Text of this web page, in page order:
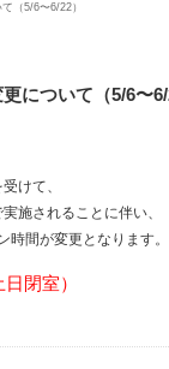
（5/6〜6/22）
について（5/6〜
けて、
施されることに伴い、
間が変更となります。
閉室）